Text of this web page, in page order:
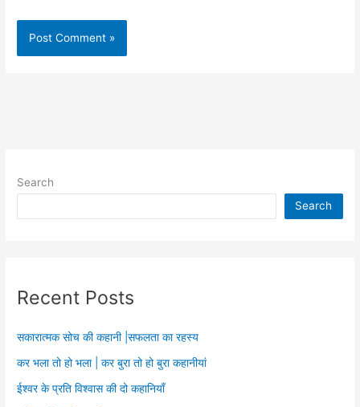
Search
Search
Recent Posts
सकारात्मक सोच की कहानी |सफलता का रहस्य
कर भला तो हो भला | कर बुरा तो हो बुरा कहानीयां
ईश्वर के प्रति विश्वास की दो कहानियाँ